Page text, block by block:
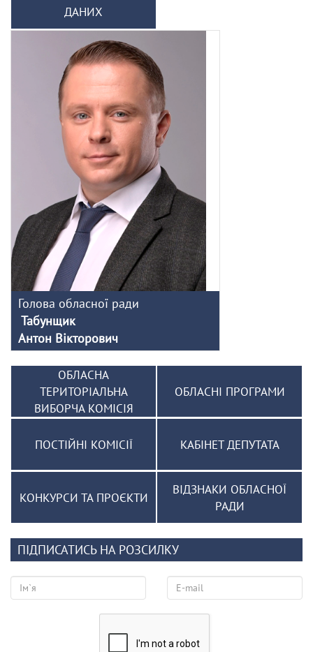
ДАНИХ
Голова обласної ради
Табунщик
Антон Вікторович
ОБЛАСНА
ТЕРИТОРІАЛЬНА
ВИБОРЧА КОМІСІЯ
ОБЛАСНІ ПРОГРАМИ
ПОСТІЙНІ КОМІСІЇ КАБІНЕТ ДЕПУТАТА
КОНКУРСИ ТА ПРОЄКТИ
ВІДЗНАКИ ОБЛАСНОЇ
РАДИ
ПІДПИСАТИСЬ НА РОЗСИЛКУ